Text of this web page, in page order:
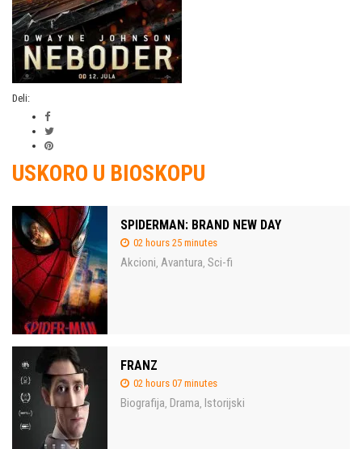
Deli:
USKORO U BIOSKOPU
SPIDERMAN: BRAND NEW DAY
02 hours 25 minutes
Akcioni, Avantura, Sci-fi
FRANZ
02 hours 07 minutes
Biografija, Drama, Istorijski